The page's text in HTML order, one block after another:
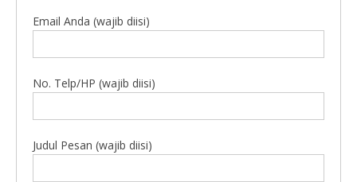
Email Anda (wajib diisi)
No. Telp/HP (wajib diisi)
Judul Pesan (wajib diisi)